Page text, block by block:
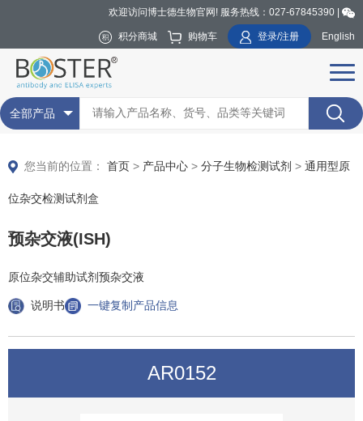
欢迎访问博士德生物官网! 服务热线：027-67845390 |
积分商城 购物车 登录/注册 English
全部产品
您当前的位置： 首页 > 产品中心 > 分子生物检测试剂 > 通用型原
位杂交检测试剂盒
预杂交液(ISH)
原位杂交辅助试剂预杂交液
说明书 一键复制产品信息
AR0152